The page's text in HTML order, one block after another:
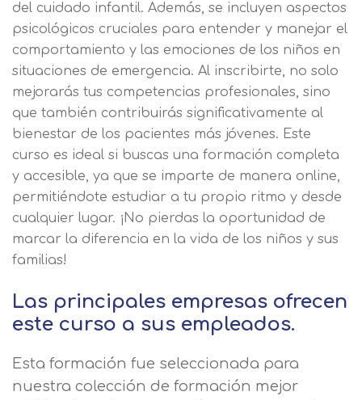
del cuidado infantil. Además, se incluyen aspectos
psicológicos cruciales para entender y manejar el
comportamiento y las emociones de los niños en
situaciones de emergencia. Al inscribirte, no solo
mejorarás tus competencias profesionales, sino
que también contribuirás significativamente al
bienestar de los pacientes más jóvenes. Este
curso es ideal si buscas una formación completa
y accesible, ya que se imparte de manera online,
permitiéndote estudiar a tu propio ritmo y desde
cualquier lugar. ¡No pierdas la oportunidad de
marcar la diferencia en la vida de los niños y sus
familias!
Las principales empresas ofrecen
este curso a sus empleados.
Esta formación fue seleccionada para
nuestra colección de formación mejor